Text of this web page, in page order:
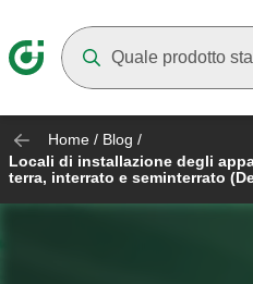
Home / Blog /
Locali di installazione degli
terra, interrato e seminterrato